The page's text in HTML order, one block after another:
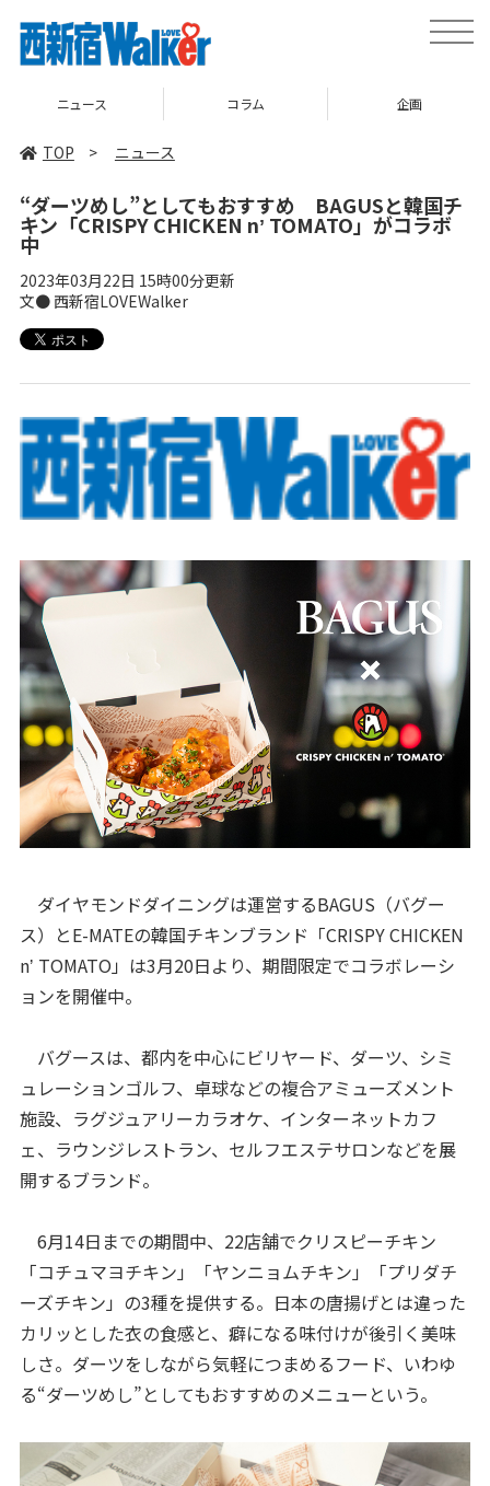
toggle
ニュース コラム 企画
TOP > ニュース
“ダーツめし”としてもおすすめ BAGUSと韓国チ
キン「CRISPY CHICKEN nʼ TOMATO」がコラボ
中
2023年03月22日 15時00分更新
文● 西新宿LOVEWalker
ダイヤモンドダイニングは運営するBAGUS（バグー
ス）とE-MATEの韓国チキンブランド「CRISPY CHICKEN
nʼ TOMATO」は3月20日より、期間限定でコラボレーシ
ョンを開催中。
バグースは、都内を中心にビリヤード、ダーツ、シミ
ュレーションゴルフ、卓球などの複合アミューズメント
施設、ラグジュアリーカラオケ、インターネットカフ
ェ、ラウンジレストラン、セルフエステサロンなどを展
開するブランド。
6月14日までの期間中、22店舗でクリスピーチキン
「コチュマヨチキン」「ヤンニョムチキン」「プリダチ
ーズチキン」の3種を提供する。日本の唐揚げとは違った
カリッとした衣の食感と、癖になる味付けが後引く美味
しさ。ダーツをしながら気軽につまめるフード、いわゆ
る“ダーツめし”としてもおすすめのメニューという。